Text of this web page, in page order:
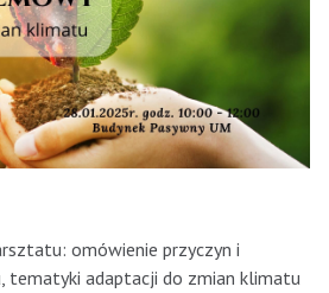
omówienie przyczyn i
tematyki adaptacji do zmian klimatu